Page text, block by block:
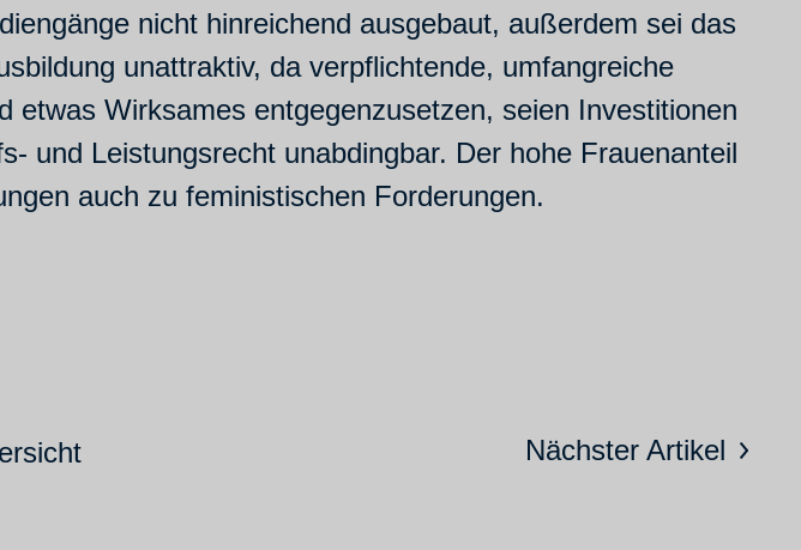
nicht hinreichend ausgebaut, außerdem sei das
unattraktiv, da verpflichtende, umfangreiche
Wirksames entgegenzusetzen, seien Investitionen
und Leistungsrecht unabdingbar. Der hohe Frauenanteil
auch zu feministischen Forderungen.
Nächster Artikel